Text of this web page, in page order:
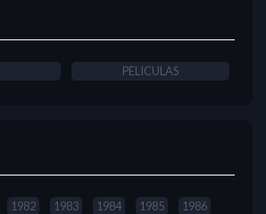
PELICULAS
1982 1983 1984 1985 1986